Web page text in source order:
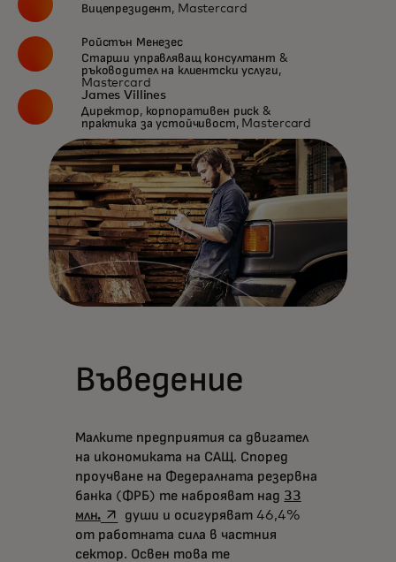
Вицепрезидент, Mastercard
Ройстън Менезес
Старши управляващ консултант &
ръководител на клиентски услуги,
Mastercard
James Villines
Директор, корпоративен риск &
практика за устойчивост, Mastercard
Въведение
Малките предприятия са двигател
на икономиката на САЩ. Според
проучване на Федералната резервна
банка (ФРБ) те наброяват над 33
млн. opens in a new tab
души и осигуряват 46,4%
от работната сила в частния
сектор. Освен това те